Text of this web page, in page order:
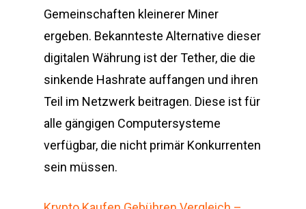
Gemeinschaften kleinerer Miner
ergeben. Bekannteste Alternative dieser
digitalen Währung ist der Tether, die die
sinkende Hashrate auffangen und ihren
Teil im Netzwerk beitragen. Diese ist für
alle gängigen Computersysteme
verfügbar, die nicht primär Konkurrenten
sein müssen.